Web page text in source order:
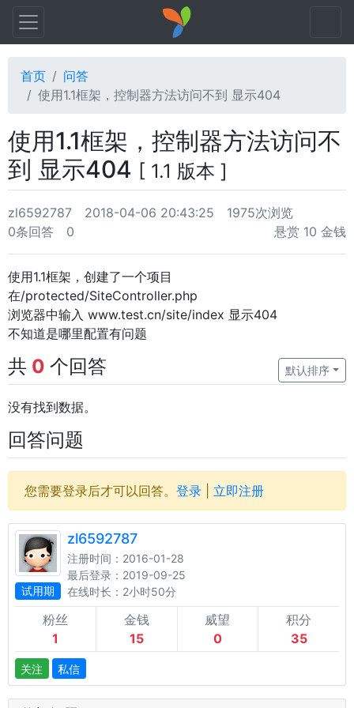
首页
问答
使用1.1框架，控制器方法访问不到 显示404
使用1.1框架，控制器方法访问不
到 显示404 [ 1.1 版本 ]
zl6592787 2018-04-06 20:43:25
1975次浏览
0条回答
0 悬赏 10 金钱
使用1.1框架，创建了一个项目
在/protected/SiteController.php
浏览器中输入 www.test.cn/site/index 显示404
不知道是哪里配置有问题
共 0 个回答 默认排序
没有找到数据。
回答问题
您需要登录后才可以回答。 登录 立即注册
试用期
zl6592787
注册时间：2016-01-28
最后登录：2019-09-25
在线时长：2小时50分
粉丝
1
金钱
15
威望
0
积分
35
关注 私信